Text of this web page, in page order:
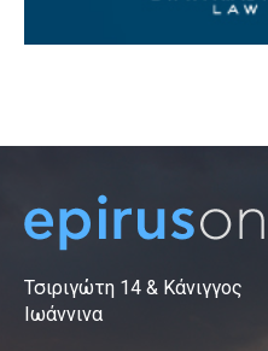
Τσιριγώτη 14 & Κάνιγγος
Ιωάννινα